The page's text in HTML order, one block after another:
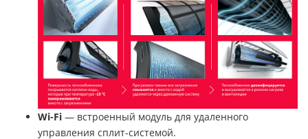
Wi-Fi — встроенный модуль для удаленного
управления сплит-системой.